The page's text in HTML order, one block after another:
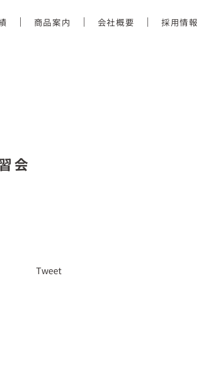
商品案内 会社概要 採用情報
会
Tweet